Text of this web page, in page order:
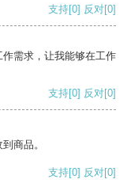
支持[0] 反对[0]
需求，让我能够在工作
支持[0] 反对[0]
商品。
支持[0] 反对[0]